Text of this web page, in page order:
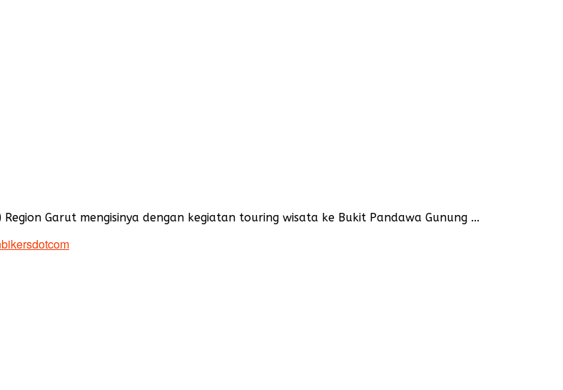
Garut mengisinya dengan kegiatan touring wisata ke Bukit Pandawa Gunung ...